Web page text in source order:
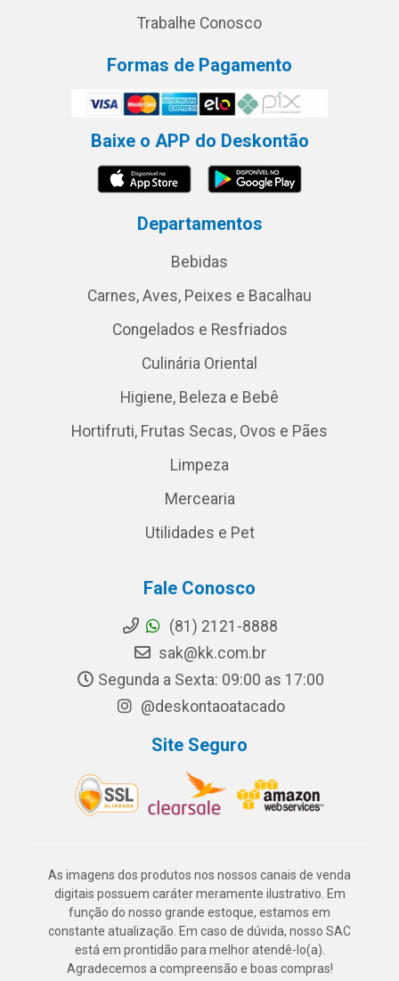
Trabalhe Conosco
Formas de Pagamento
Baixe o APP do Deskontão
Departamentos
Bebidas
Carnes, Aves, Peixes e Bacalhau
Congelados e Resfriados
Culinária Oriental
Higiene, Beleza e Bebê
Hortifruti, Frutas Secas, Ovos e Pães
Limpeza
Mercearia
Utilidades e Pet
Fale Conosco
(81) 2121-8888
sak@kk.com.br
Segunda a Sexta: 09:00 as 17:00
@deskontaoatacado
Site Seguro
As imagens dos produtos nos nossos canais de venda
digitais possuem caráter meramente ilustrativo. Em
função do nosso grande estoque, estamos em
constante atualização. Em caso de dúvida, nosso SAC
está em prontidão para melhor atendê-lo(a).
Agradecemos a compreensão e boas compras!